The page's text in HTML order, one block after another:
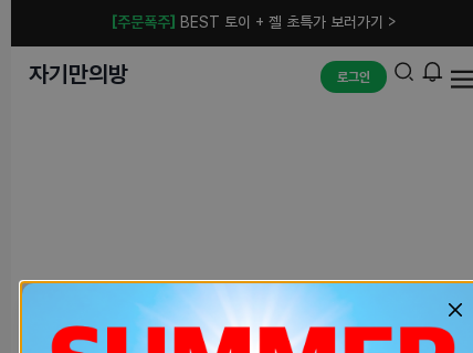
[주문폭주] BEST 토이 + 젤 초특가 보러가기 >
자기만의방 로그인